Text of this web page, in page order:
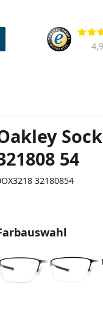
Bewertung
4,9
54
32180854